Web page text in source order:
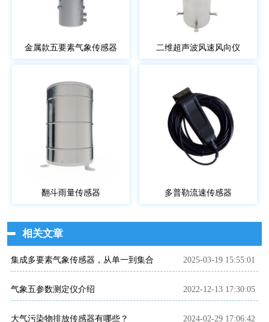
金属款五要素气象传感器 二维超声波风速风向仪
翻斗雨量传感器 多普勒流速传感器
相关文章
集成多要素气象传感器，从单一到集合 2025-03-19 15:55:01
气象五参数测定仪介绍 2022-12-13 17:30:05
大气污染物排放传感器有哪些？ 2024-02-29 17:06:42